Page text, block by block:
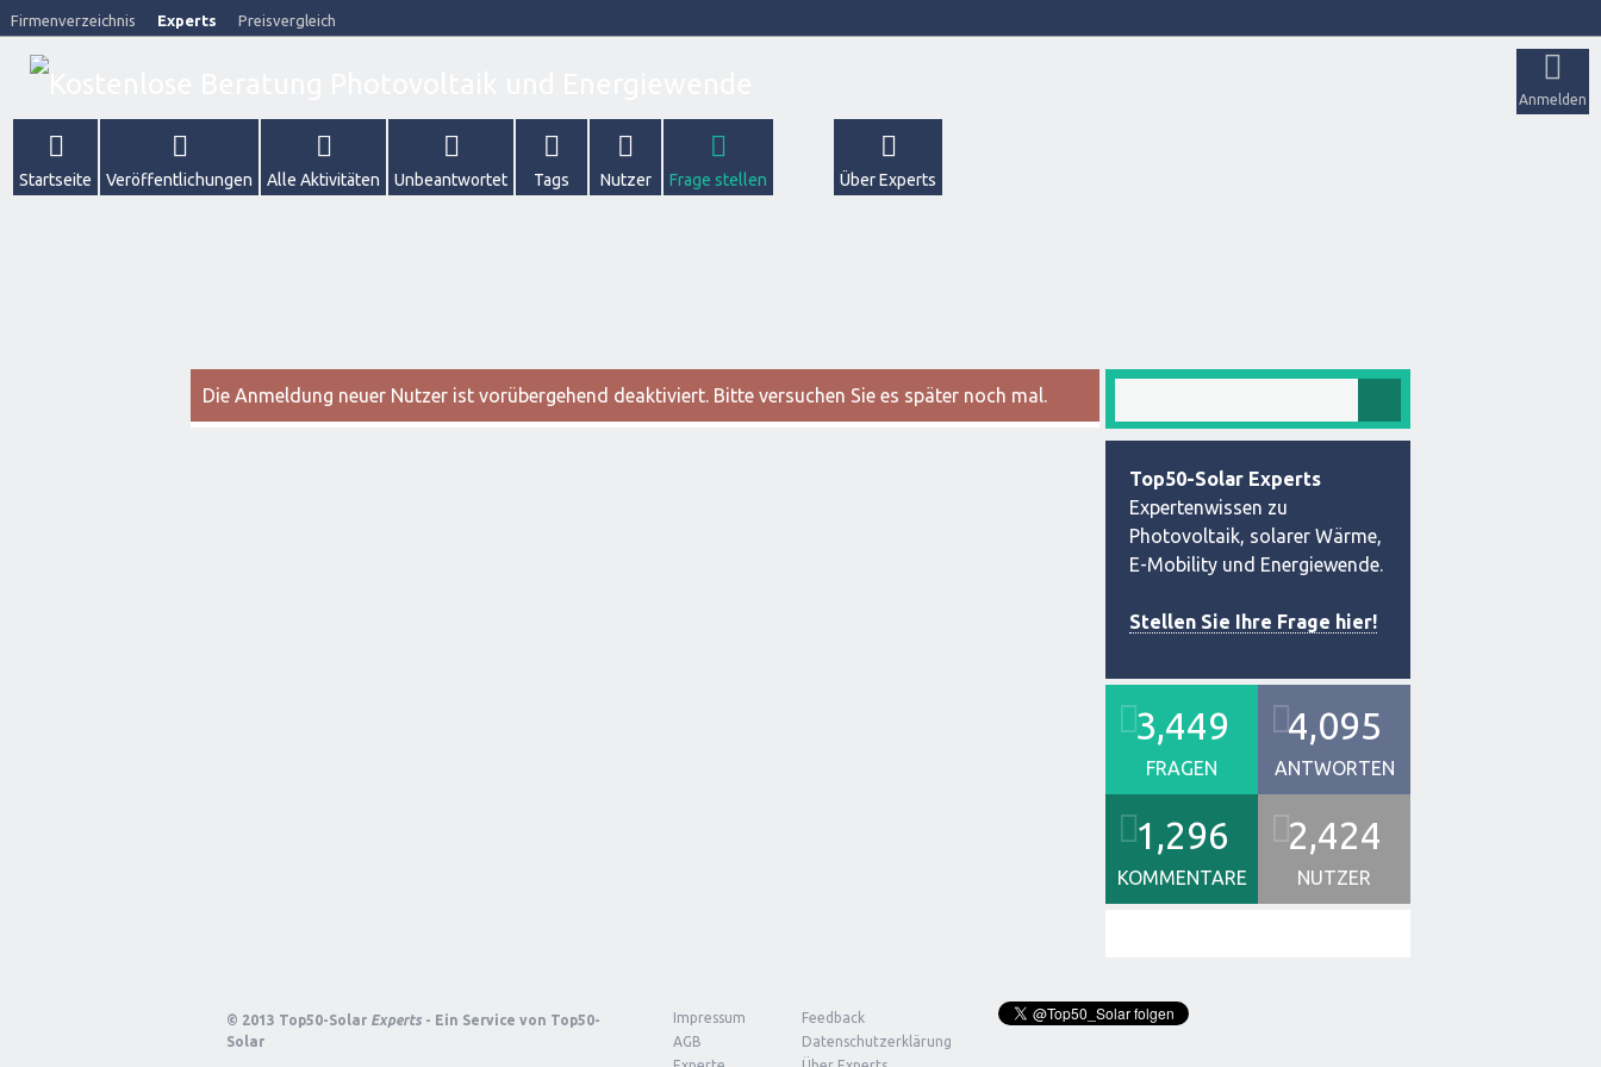
Firmenverzeichnis Experts Preisvergleich
Anmelden
Startseite Veröffentlichungen Alle Aktivitäten Unbeantwortet Tags Nutzer Frage stellen Über Experts
Die Anmeldung neuer Nutzer ist vorübergehend deaktiviert. Bitte versuchen Sie es später noch mal.
Top50-Solar Experts
Expertenwissen zu
Photovoltaik, solarer Wärme,
E-Mobility und Energiewende.
Stellen Sie Ihre Frage hier!
3,449
FRAGEN
4,095
ANTWORTEN
1,296
KOMMENTARE
2,424
NUTZER
© 2013 Top50-Solar Experts - Ein Service von Top50-
Solar
Impressum
Feedback
AGB
Datenschutzerklärung